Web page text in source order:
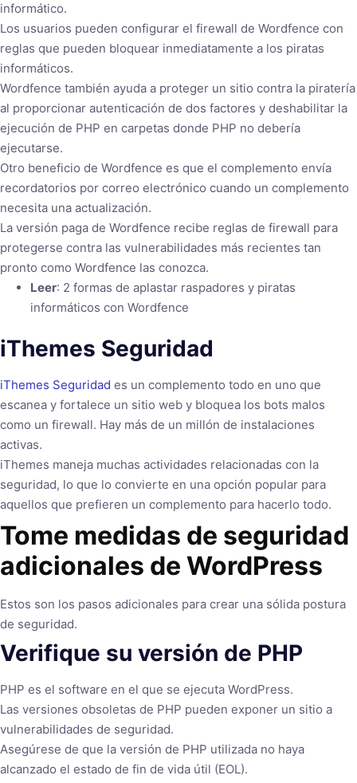
informático.
Los usuarios pueden configurar el firewall de Wordfence con
reglas que pueden bloquear inmediatamente a los piratas
informáticos.
Wordfence también ayuda a proteger un sitio contra la piratería
al proporcionar autenticación de dos factores y deshabilitar la
ejecución de PHP en carpetas donde PHP no debería
ejecutarse.
Otro beneficio de Wordfence es que el complemento envía
recordatorios por correo electrónico cuando un complemento
necesita una actualización.
La versión paga de Wordfence recibe reglas de firewall para
protegerse contra las vulnerabilidades más recientes tan
pronto como Wordfence las conozca.
Leer: 2 formas de aplastar raspadores y piratas
informáticos con Wordfence
iThemes Seguridad
iThemes Seguridad es un complemento todo en uno que
escanea y fortalece un sitio web y bloquea los bots malos
como un firewall. Hay más de un millón de instalaciones
activas.
iThemes maneja muchas actividades relacionadas con la
seguridad, lo que lo convierte en una opción popular para
aquellos que prefieren un complemento para hacerlo todo.
Tome medidas de seguridad
adicionales de WordPress
Estos son los pasos adicionales para crear una sólida postura
de seguridad.
Verifique su versión de PHP
PHP es el software en el que se ejecuta WordPress.
Las versiones obsoletas de PHP pueden exponer un sitio a
vulnerabilidades de seguridad.
Asegúrese de que la versión de PHP utilizada no haya
alcanzado el estado de fin de vida útil (EOL).